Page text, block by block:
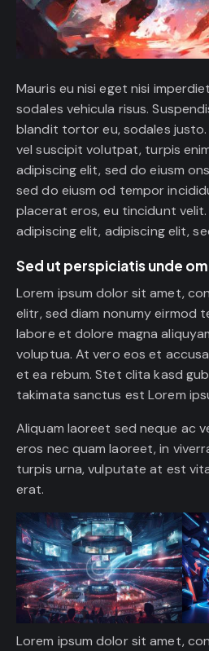
Mauris eu nisi eget nisi
sodales vehicula risus.
blandit tortor eu, sodales
vel suscipit volutpat, turpis
adipiscing elit, sed do eiusm
sed do eiusm od tempor
placerat eros, eu tincidunt
adipiscing elit, adipiscing elit,
Sed ut perspiciatis unde
Lorem ipsum dolor sit amet,
elitr, sed diam nonumy eirmod
labore et dolore magna
voluptua. At vero eos et
et ea rebum. Stet clita kasd
takimata sanctus est Lorem
Aliquam laoreet sed neque ac
eros nec quam laoreet, in
turpis urna, vulputate at est
erat.
Lorem ipsum dolor sit amet,